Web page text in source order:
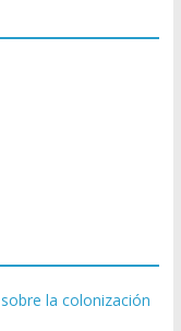
la colonización